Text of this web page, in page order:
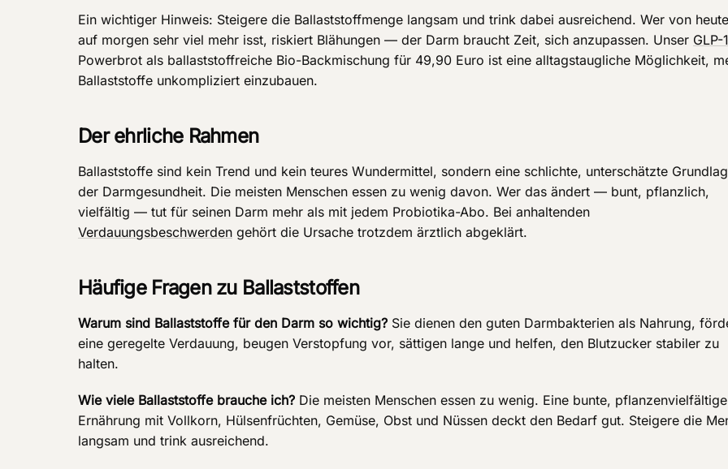
Ein wichtiger Hinweis: Steigere die Ballaststoffmenge langsam und trink dabei ausreichend. Wer von heute
auf morgen sehr viel mehr isst, riskiert Blähungen — der Darm braucht Zeit, sich anzupassen. Unser GLP-1
Powerbrot als ballaststoffreiche Bio-Backmischung für 49,90 Euro ist eine alltagstaugliche Möglichkeit,
Ballaststoffe unkompliziert einzubauen.
Der ehrliche Rahmen
Ballaststoffe sind kein Trend und kein teures Wundermittel, sondern eine schlichte, unterschätzte
der Darmgesundheit. Die meisten Menschen essen zu wenig davon. Wer das ändert — bunt, pflanzlich,
vielfältig — tut für seinen Darm mehr als mit jedem Probiotika-Abo. Bei anhaltenden
Verdauungsbeschwerden gehört die Ursache trotzdem ärztlich abgeklärt.
Häufige Fragen zu Ballaststoffen
Warum sind Ballaststoffe für den Darm so wichtig? Sie dienen den guten Darmbakterien als Nahrung,
eine geregelte Verdauung, beugen Verstopfung vor, sättigen lange und helfen, den Blutzucker stabiler zu
halten.
Wie viele Ballaststoffe brauche ich? Die meisten Menschen essen zu wenig. Eine bunte, pflanzenvielfältige
Ernährung mit Vollkorn, Hülsenfrüchten, Gemüse, Obst und Nüssen deckt den Bedarf gut. Steigere die
langsam und trink ausreichend.